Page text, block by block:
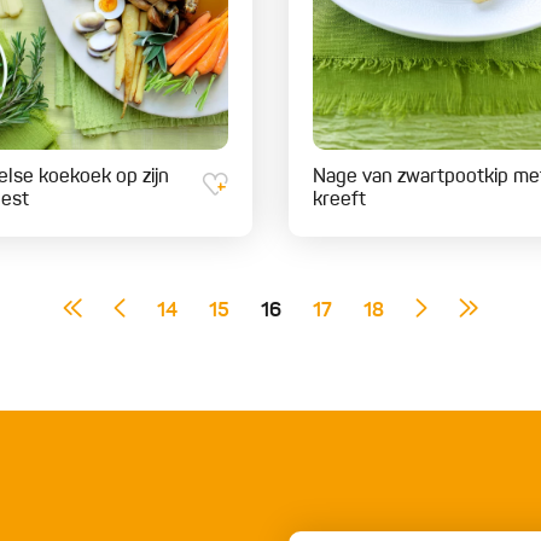
koekoek op zijn
Nage van zwartpootkip
kreeft
14 15 16 17 18